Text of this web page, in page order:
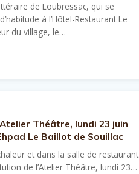
de Loubressac, qui se
à l’Hôtel-Restaurant Le
du village, le…
Théâtre, lundi 23 juin
Le Baillot de Souillac
et dans la salle de restaurant
de l’Atelier Théâtre, lundi 23…